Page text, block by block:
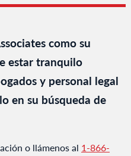
como su
estar tranquilo
y personal legal
en su búsqueda de
o llámenos al 1-866-